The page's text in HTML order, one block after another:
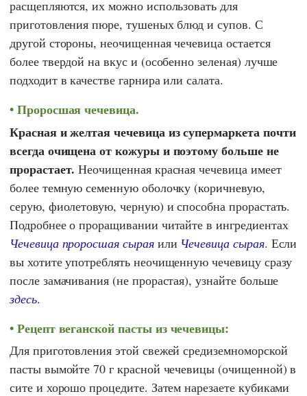
расщепляются, их можно использовать для
приготовления пюре, тушеных блюд и супов. С
другой стороны, неочищенная чечевица остается
более твердой на вкус и (особенно зеленая) лучше
подходит в качестве гарнира или салата.
Проросшая чечевица.
Красная и желтая чечевица из супермаркета почти
всегда очищена от кожуры и поэтому больше не
прорастает. Неочищенная красная чечевица имеет
более темную семенную оболочку (коричневую,
серую, фиолетовую, черную) и способна прорастать.
Подробнее о проращивании читайте в ингредиентах
Чечевица проросшая сыраяили Чечевица сырая. Если
вы хотите употреблять неочищенную чечевицу сразу
после замачивания (не прорастая), узнайте больше
здесь.
Рецепт веганской пасты из чечевицы:
Для приготовления этой свежей средиземноморской
пасты вымойте 70 г красной чечевицы (очищенной) в
сите и хорошо процедите. Затем нарезаете кубиками